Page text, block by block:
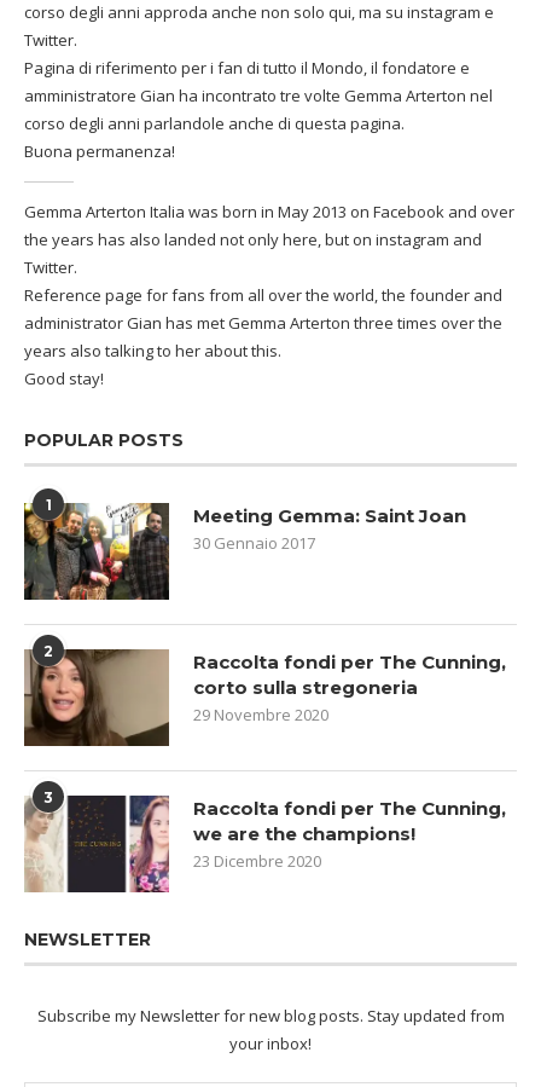
corso degli anni approda anche non solo qui, ma su instagram e
Twitter.
Pagina di riferimento per i fan di tutto il Mondo, il fondatore e
amministratore Gian ha incontrato tre volte Gemma Arterton nel
corso degli anni parlandole anche di questa pagina.
Buona permanenza!
Gemma Arterton Italia was born in May 2013 on Facebook and over
the years has also landed not only here, but on instagram and
Twitter.
Reference page for fans from all over the world, the founder and
administrator Gian has met Gemma Arterton three times over the
years also talking to her about this.
Good stay!
POPULAR POSTS
1 Meeting Gemma: Saint Joan
30 Gennaio 2017
2
Raccolta fondi per The Cunning,
corto sulla stregoneria
29 Novembre 2020
3
Raccolta fondi per The Cunning,
we are the champions!
23 Dicembre 2020
NEWSLETTER
Subscribe my Newsletter for new blog posts. Stay updated from
your inbox!